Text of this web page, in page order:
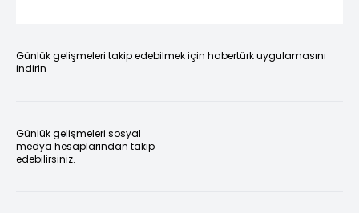
Günlük gelişmeleri takip edebilmek için habertürk uygulamasını
indirin
Günlük gelişmeleri sosyal
medya hesaplarından takip
edebilirsiniz.